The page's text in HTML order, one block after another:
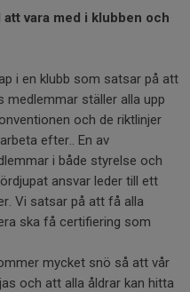
vara med i klubben och
i en klubb som satsar på att
medlemmar ställer alla upp
och de riktlinjer
efter.. En av
i både styrelse och
ansvar leder till ett
Vi satsar på att få alla
ska få certifiering som
mycket snö så att vår
och att alla åldrar kan hitta